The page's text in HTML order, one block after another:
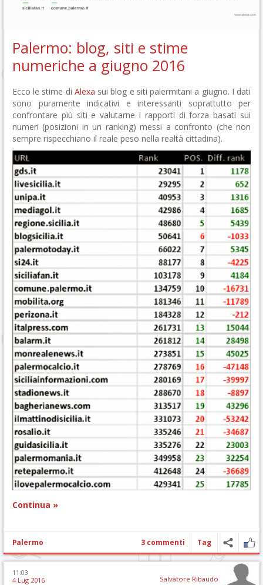
Palermo: blog, siti e stime
numeriche a giugno 2016
Ecco le stime di Alexa sui blog e siti palermitani a giugno. I dati
sono puramente indicativi e interessanti soprattutto per
confrontare più siti e valutarne i rapporti di forza basati sui
numeri (posizioni in un ranking) messi a confronto (che non
sempre rispecchiano il reale peso nella realtà cittadina).
Continua »
Palermo 3 commenti Tag
11:03
4 Lug 2016 Salvatore Ribaudo